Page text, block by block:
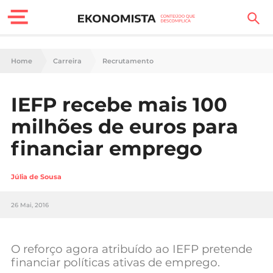
Finanças Pessoais
Carreira
Casa
Lifestyle
Sociedade
Negócios
Home Carreira Recrutamento
IEFP recebe mais 100
milhões de euros para
financiar emprego
Júlia de Sousa
26 Mai, 2016
O reforço agora atribuído ao IEFP pretende
financiar políticas ativas de emprego.